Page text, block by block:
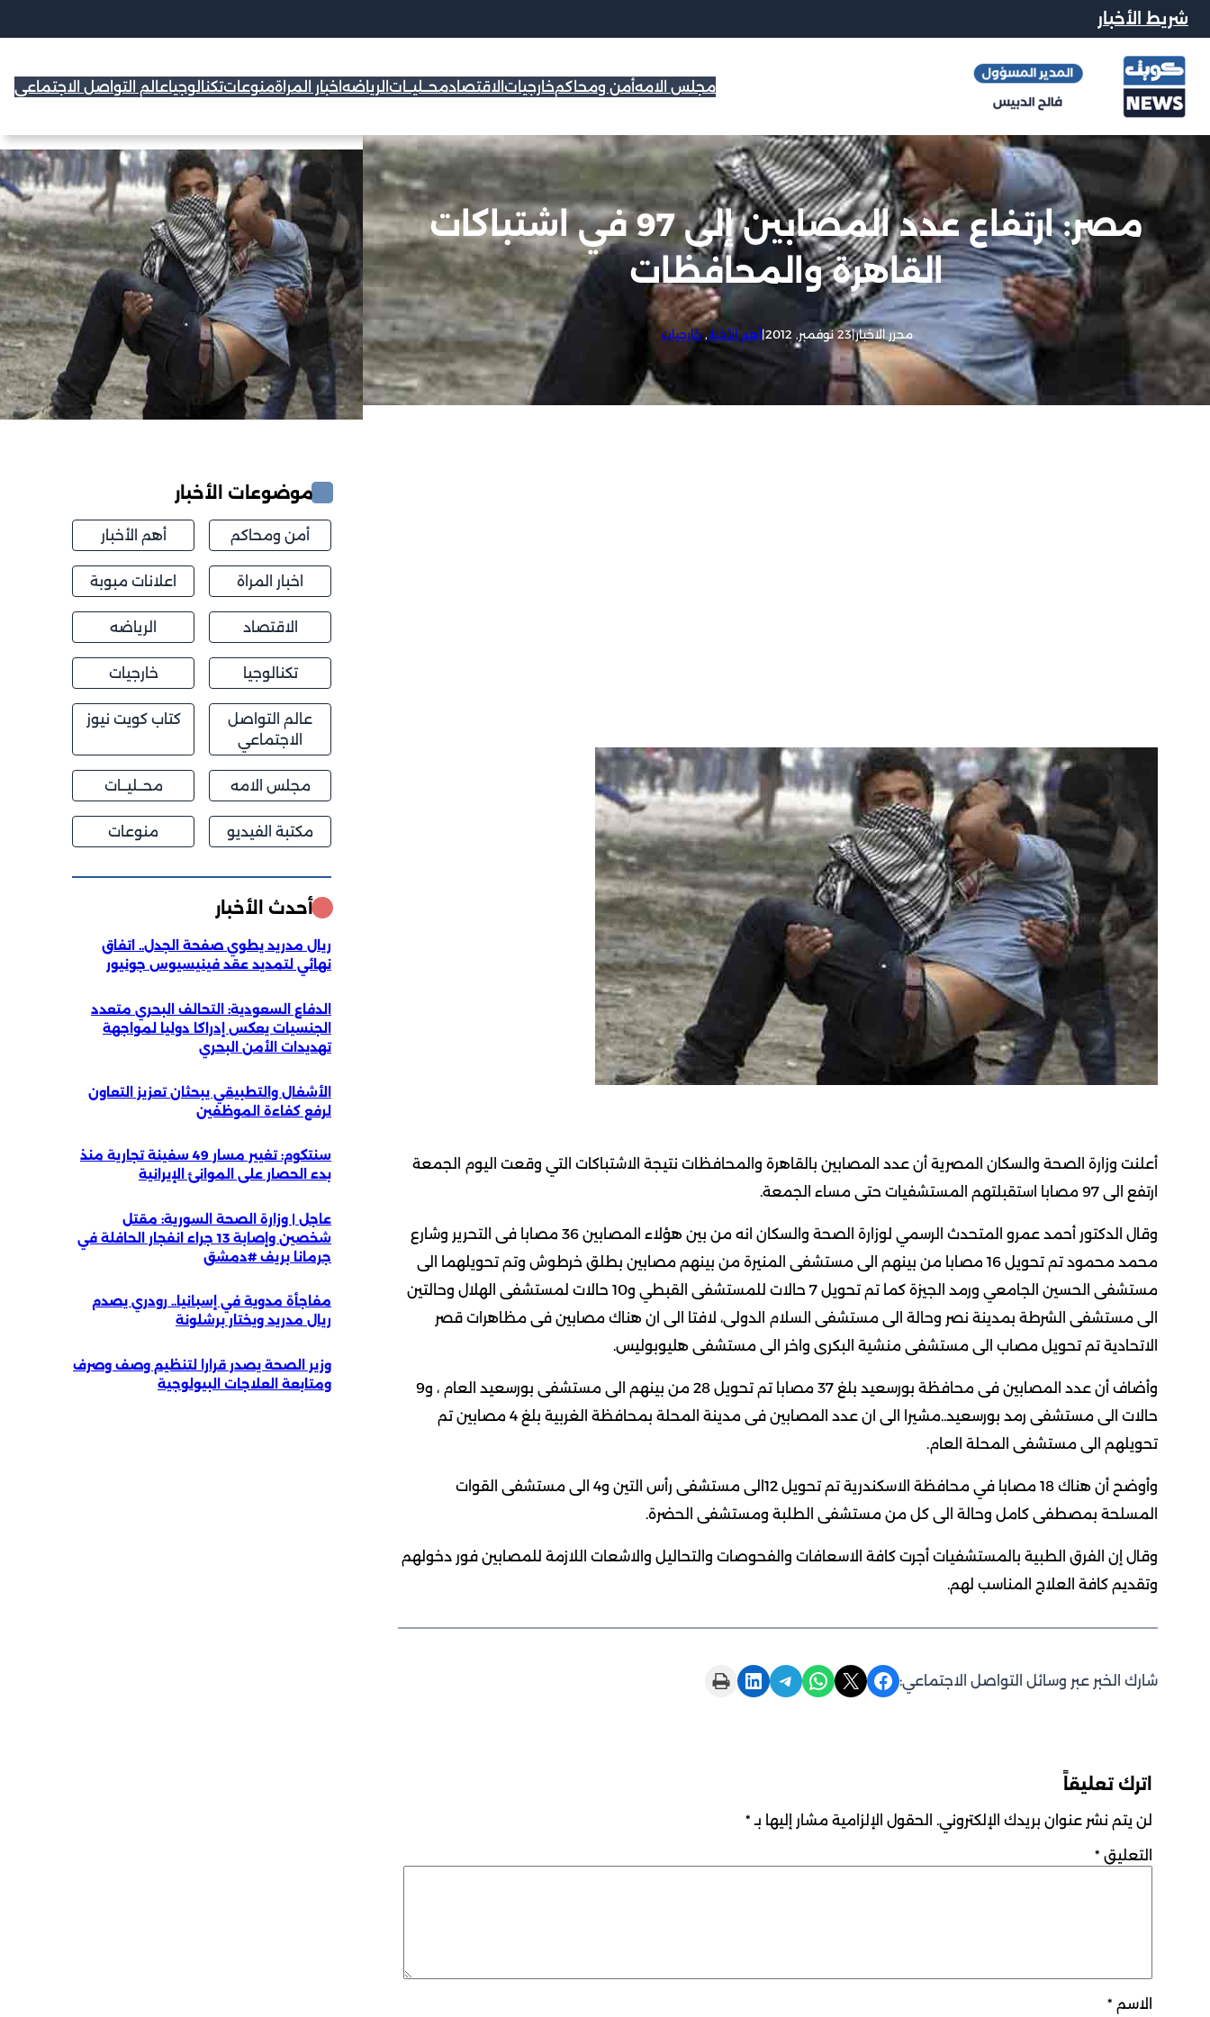
شريط الأخبار
مجلس الامهأمن ومحاكمخارجيات الاقتصادمحــليــات الرياضه اخبار المراةمنوعاتتكنالوجياعالم التواصل الاجتماعي
مصر: ارتفاع عدد المصابين إلى 97 في اشتباكات
القاهرة والمحافظات
محرر الاخبار|23 نوفمبر, 2012 |أهم الأخبار, خارجيات
أعلنت وزارة الصحة والسكان المصرية أن عدد المصابين بالقاهرة والمحافظات نتيجة الاشتباكات التي وقعت اليوم الجمعة
ارتفع الى 97 مصابا استقبلتهم المستشفيات حتى مساء الجمعة.
وقال الدكتور أحمد عمرو المتحدث الرسمي لوزارة الصحة والسكان انه من بين هؤلاء المصابين 36 مصابا فى التحرير وشارع
محمد محمود تم تحويل 16 مصابا من بينهم الى مستشفى المنيرة من بينهم مصابين بطلق خرطوش وتم تحويلهما الى
مستشفى الحسين الجامعي ورمد الجيزة كما تم تحويل 7 حالات للمستشفى القبطي و10 حالات لمستشفى الهلال وحالتين
الى مستشفى الشرطة بمدينة نصر وحالة الى مستشفى السلام الدولى، لافتا الى ان هناك مصابين فى مظاهرات قصر
الاتحادية تم تحويل مصاب الى مستشفى منشية البكرى واخر الى مستشفى هليوبوليس.
وأضاف أن عدد المصابين فى محافظة بورسعيد بلغ 37 مصابا تم تحويل 28 من بينهم الى مستشفى بورسعيد العام ، و9
حالات الى مستشفى رمد بورسعيد..مشيرا الى ان عدد المصابين فى مدينة المحلة بمحافظة الغربية بلغ 4 مصابين تم
تحويلهم الى مستشفى المحلة العام.
وأوضح أن هناك 18 مصابا في محافظة الاسكندرية تم تحويل 12الى مستشفى رأس التين و4 الى مستشفى القوات
المسلحة بمصطفى كامل وحالة الى كل من مستشفى الطلبة ومستشفى الحضرة.
وقال إن الفرق الطبية بالمستشفيات أجرت كافة الاسعافات والفحوصات والتحاليل والاشعات اللازمة للمصابين فور دخولهم
وتقديم كافة العلاج المناسب لهم.
شارك الخبر عبر وسائل التواصل الاجتماعي: Share on Facebook
Share on X
Share on WhatsApp
Share on Telegram
Share on LinkedIn
Print this Page
اترك تعليقاً
لن يتم نشر عنوان بريدك الإلكتروني. الحقول الإلزامية مشار إليها بـ *
التعليق *
الاسم *
موضوعات الأخبار
أمن ومحاكم أهم الأخبار
اخبار المراة اعلانات مبوبة
الاقتصاد الرياضه
تكنالوجيا خارجيات
عالم التواصل
الاجتماعي
كتاب كويت نيوز
مجلس الامه محــليــات
مكتبة الفيديو منوعات
أحدث الأخبار
ريال مدريد يطوي صفحة الجدل.. اتفاق
نهائي لتمديد عقد فينيسيوس جونيور
الدفاع السعودية: التحالف البحري متعدد
الجنسيات يعكس إدراكا دوليا لمواجهة
تهديدات الأمن البحري
الأشغال والتطبيقي يبحثان تعزيز التعاون
لرفع كفاءة الموظفين
سنتكوم: تغيير مسار 49 سفينة تجارية منذ
بدء الحصار على الموانئ الإيرانية
عاجل | وزارة الصحة السورية: مقتل
شخصين وإصابة 13 جراء انفجار الحافلة في
جرمانا بريف #دمشق
مفاجأة مدوية في إسبانيا.. رودري يصدم
ريال مدريد ويختار برشلونة
وزير الصحة يصدر قرارا لتنظيم وصف وصرف
ومتابعة العلاجات البيولوجية